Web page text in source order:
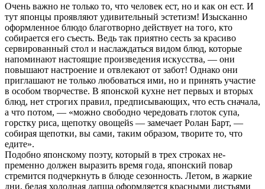
Очень важно не только то, что человек ест, но и как он ест. И
тут японцы проявляют удивительный эстетизм! Изысканно
оформленное блюдо благотворно действует на того, кто
собирается его съесть. Ведь так приятно сесть за красиво
сервированный стол и наслаждаться видом блюд, которые
напоминают настоящие произведения искусства, — они
повышают настроение и отвлекают от забот! Однако они
приглашают не только любоваться ими, но и принять участие
в особом творчестве. В японской кухне нет первых и вторых
блюд, нет строгих правил, предписывающих, что есть сначала,
а что потом, — «можно свободно чередовать глоток супа,
горстку риса, щепотку овощейѕ — замечает Ролан Барт, —
собирая щепотки, вы сами, таким образом, творите то, что
едите».
Подобно японскому поэту, который в трех строках не-
пременно должен выразить время года, японский повар
стремится подчеркнуть в блюде сезонность. Летом, в жаркие
дни, белая холодная лапша оформляется красными листьями